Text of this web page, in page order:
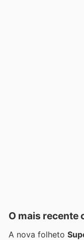
O mais recente
A nova folheto